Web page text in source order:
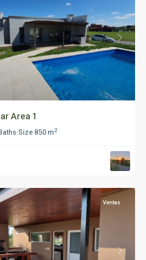
Next
Area 1
·Size 850 m2
Next
Ventas